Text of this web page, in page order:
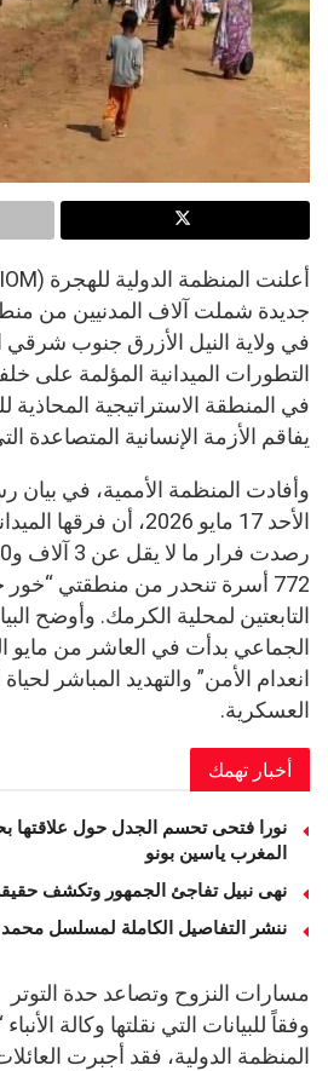
جديدة شملت آلاف المدنيين من
في ولاية النيل الأزرق جنوب شرقي
التطورات الميدانية المؤلمة على
في المنطقة الاستراتيجية المحاذية
يفاقم الأزمة الإنسانية المتصاعدة
وأفادت المنظمة الأممية، في بيان
الأحد 17 مايو 2026، أن
772 أسرة تنحدر من منطقتي
التابعتين لمحلية الكرمك. وأوضح
الجماعي بدأت في العاشر من مايو
انعدام الأمن” والتهديد المباشر
العسكرية.
أخبار تهمك
نورا فتحى تحسم الجدل حول
المغرب ياسين بونو ‏
نهى نبيل تفاجئ الجمهور وتكشف حقيقة
ننشر التفاصيل الكاملة لمسلسل محمد
مسارات النزوح وتصاعد حدة التوتر
وفقاً للبيانات التي نقلتها وكالة
المنظمة الدولية، فقد أجبرت